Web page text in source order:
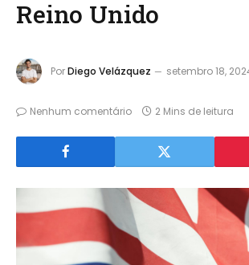
Reino Unido
PorDiego Velázquez setembro 18,
Nenhum comentário 2 Mins de leitura